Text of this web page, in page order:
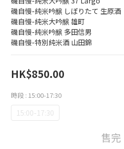
磯自慢-純米吟醸 しぼりたて 生原酒
磯自慢-純米大吟醸 雄町
磯自慢-純米吟醸 多田信男
磯自慢-特別純米酒 山田錦
HK$850.00
時段 : 15:00-17:30
15:00-17:30
售完